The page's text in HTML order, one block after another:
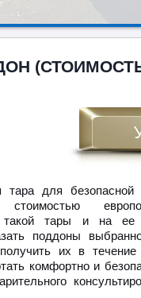
для безопасной
стоимостью
такой тары и на ее
поддоны
их в
комфортно и